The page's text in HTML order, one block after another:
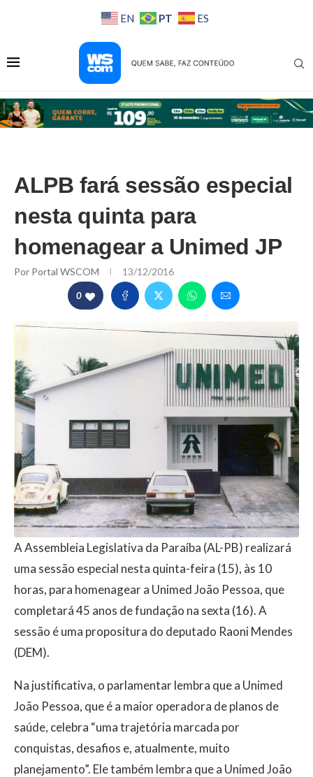
EN PT ES
ALPB fará sessão especial
nesta quinta para
homenagear a Unimed JP
Por Portal WSCOM 13/12/2016
0
A Assembleia Legislativa da Paraíba (AL-PB) realizará
uma sessão especial nesta quinta-feira (15), às 10
horas, para homenagear a Unimed João Pessoa, que
completará 45 anos de fundação na sexta (16). A
sessão é uma propositura do deputado Raoni Mendes
(DEM).
Na justificativa, o parlamentar lembra que a Unimed
João Pessoa, que é a maior operadora de planos de
saúde, celebra “uma trajetória marcada por
conquistas, desafios e, atualmente, muito
planejamento”. Ele também lembra que a Unimed João